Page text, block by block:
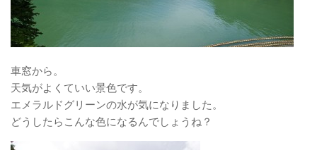
車窓から。
天気がよくていい景色です。
エメラルドグリーンの水が気になりました。
どうしたらこんな色になるんでしょうね？